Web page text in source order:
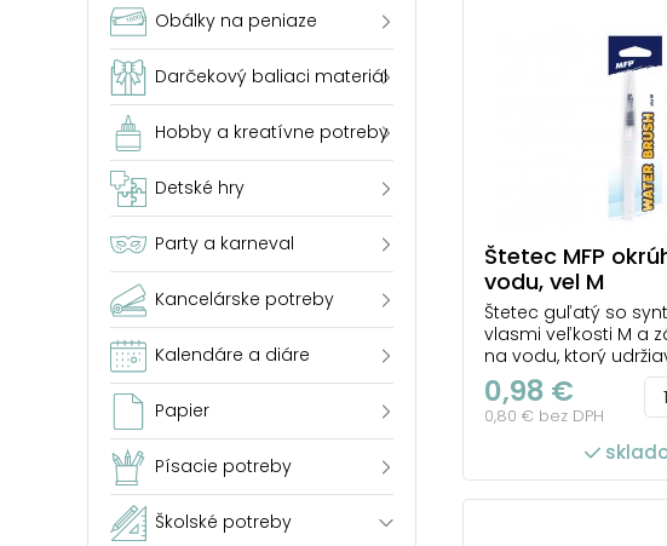
Obálky na peniaze
Darčekový baliaci materiál
Hobby a kreatívne potreby
Detské hry
Party a karneval
Kancelárske potreby
Kalendáre a diáre
Papier
Písacie potreby
Školské potreby
Štetec MFP
vodu, vel M
Štetec guľatý so
vlasmi veľkosti M a
na vodu, ktorý
stále vlhký. Štetec
zo zásobníka do
vhodný na
akvarelovými a
Stačí naplniť
môžete tvoriť. Stačí
nádržku a naplniť ju.
0,98 €
0,80 € bez DPH